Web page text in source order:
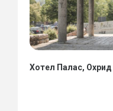
Хотел Палас,